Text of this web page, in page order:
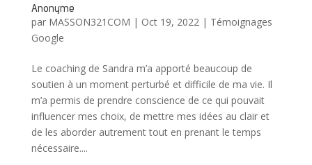
Anonyme
par MASSON321COM | Oct 19, 2022| Témoignages
Google
Le coaching de Sandra m’a apporté beaucoup de
soutien à un moment perturbé et difficile de ma vie. Il
m’a permis de prendre conscience de ce qui pouvait
influencer mes choix, de mettre mes idées au clair et
de les aborder autrement tout en prenant le temps
nécessaire....